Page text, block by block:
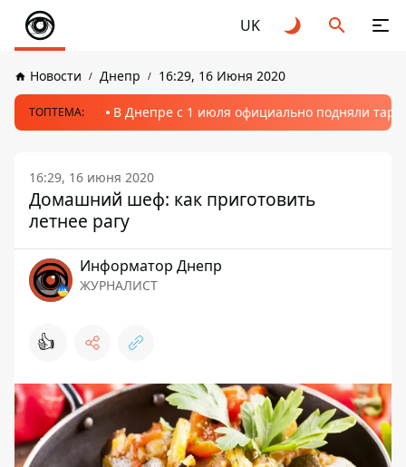
UK
Новости Днепр 16:29, 16 Июня 2020
ТОПТЕМА: В Днепре с 1 июля официально подняли
16:29, 16 июня 2020
Домашний шеф: как приготовить
летнее рагу
Информатор Днепр
ЖУРНАЛИСТ
👍